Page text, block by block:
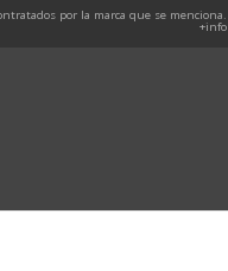
por la marca que se menciona.
+info